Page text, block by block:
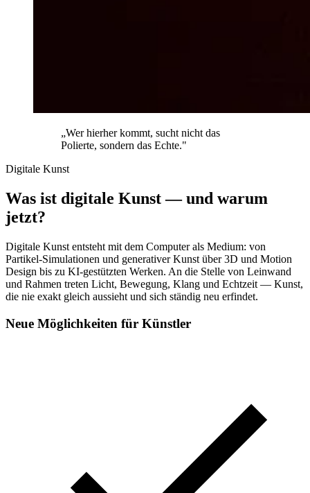
„Wer hierher kommt, sucht nicht das
Polierte, sondern das Echte."
Digitale Kunst
Was ist digitale Kunst — und warum
jetzt?
Digitale Kunst entsteht mit dem Computer als Medium: von
Partikel-Simulationen und generativer Kunst über 3D und Motion
Design bis zu KI-gestützten Werken. An die Stelle von Leinwand
und Rahmen treten Licht, Bewegung, Klang und Echtzeit — Kunst,
die nie exakt gleich aussieht und sich ständig neu erfindet.
Neue Möglichkeiten für Künstler